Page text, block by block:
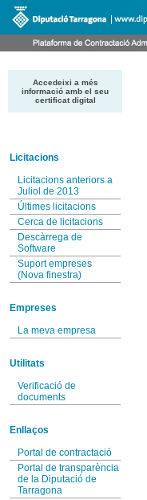
Accedeixi a més
informació amb el seu
certificat digital
Licitacions
Licitacions anteriors a
Juliol de 2013
Últimes licitacions
Cerca de licitacions
Descàrrega de
Software
Suport empreses
(Nova finestra)
Empreses
La meva empresa
Utilitats
Verificació de
documents
Enllaços
Portal de contractació
Portal de transparència
de la Diputació de
Tarragona